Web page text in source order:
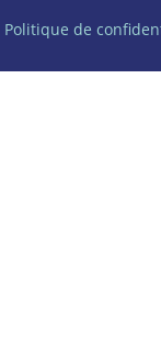
Politique de